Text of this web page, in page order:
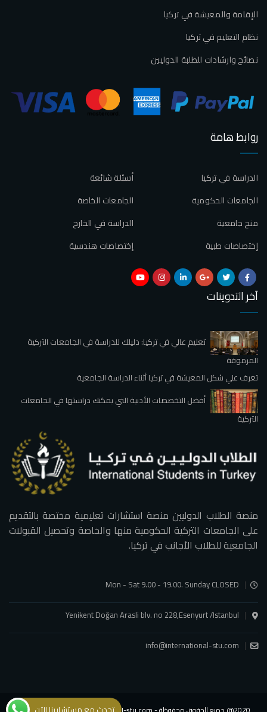
الإقامة والمعيشة في تركيا
نظام التعليم في تركيا
نصائح وارشادات للطلبة الدوليين
روابط هامة
أسئلة شائعة
الدراسة في تركيا
الجامعات الخاصة
الجامعات الحكومية
الدراسة في الخارج
منح جامعية
إختصاصات هندسية
إختصاصات طبية
آخر التدوينات
تعليم عالي في تركيا: دليلك للدراسة في الجامعات التركية
المرموقة
تعرف علي شكل المعيشة في تركيا أثناء الدراسة الجامعية
أفضل التخصصات الأدبية التي يمكنك دراستها في الجامعات
التركية
منصة الطلاب الدوليين منصة استشارات تعليمية مختصة بالتقديم
على الجامعات التركية الحكومية منها والخاصة وتحصيل القبولات
الجامعية للطلاب الأجانب في تركيا.
Mon - Sat 9.00 - 19.00. Sunday CLOSED
Yenikent Doğan Arasli blv. no 228,Esenyurt /Istanbul
info@international-stu.com